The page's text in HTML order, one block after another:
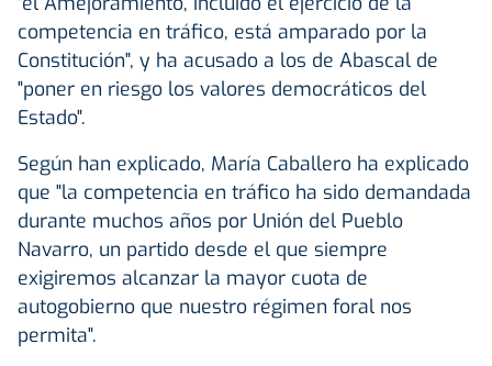
competencia en tráfico, está amparado por la
Constitución", y ha acusado a los de Abascal de
"poner en riesgo los valores democráticos del
Estado".
Según han explicado, María Caballero ha explicado
que "la competencia en tráfico ha sido demandada
durante muchos años por Unión del Pueblo
Navarro, un partido desde el que siempre
exigiremos alcanzar la mayor cuota de
autogobierno que nuestro régimen foral nos
permita".